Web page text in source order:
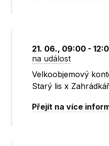
21. 06., 09:00 -
na událost
Velkoobjemový
Starý lis x
Přejít na více